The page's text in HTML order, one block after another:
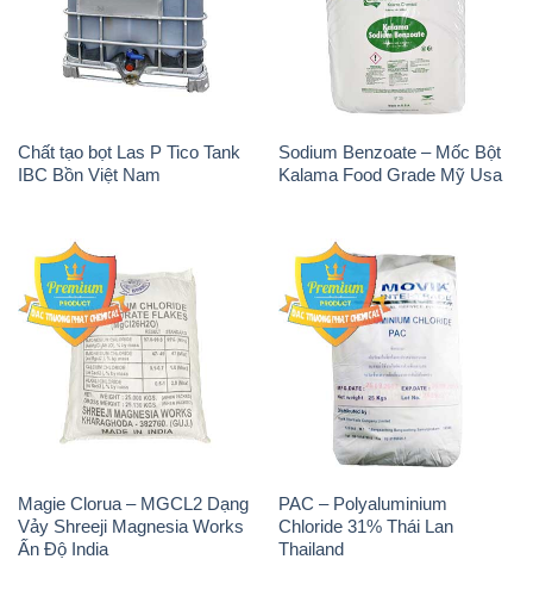
Chất tạo bọt Las P Tico Tank
IBC Bồn Việt Nam
Sodium Benzoate – Mốc Bột
Kalama Food Grade Mỹ Usa
Magie Clorua – MGCL2 Dạng
Vảy Shreeji Magnesia Works
Ấn Độ India
PAC – Polyaluminium
Chloride 31% Thái Lan
Thailand